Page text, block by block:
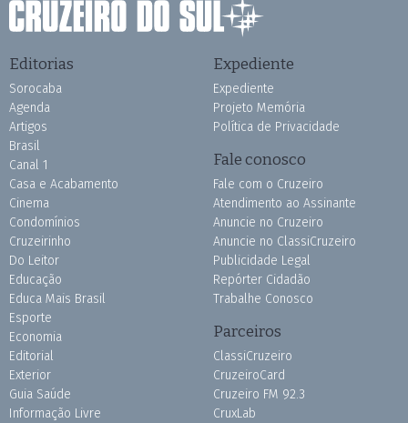
Editorias
Sorocaba
Agenda
Artigos
Brasil
Canal 1
Casa e Acabamento
Cinema
Condomínios
Cruzeirinho
Do Leitor
Educação
Educa Mais Brasil
Esporte
Economia
Editorial
Exterior
Guia Saúde
Informação Livre
Expediente
Expediente
Projeto Memória
Política de Privacidade
Fale conosco
Fale com o Cruzeiro
Atendimento ao Assinante
Anuncie no Cruzeiro
Anuncie no ClassiCruzeiro
Publicidade Legal
Repórter Cidadão
Trabalhe Conosco
Parceiros
ClassiCruzeiro
CruzeiroCard
Cruzeiro FM 92.3
CruxLab